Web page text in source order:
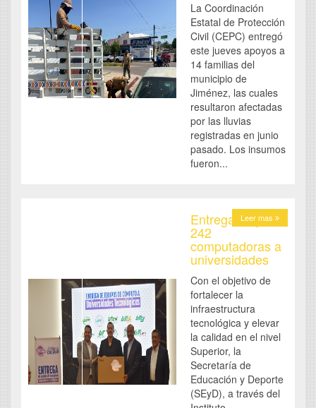
La Coordinación
Estatal de Protección
Civil (CEPC) entregó
este jueves apoyos a
14 familias del
municipio de
Jiménez, las cuales
resultaron afectadas
por las lluvias
registradas en junio
pasado. Los insumos
fueron...
Leer mas
Entrega SEyD
242
computadoras a
universidades
Con el objetivo de
fortalecer la
infraestructura
tecnológica y elevar
la calidad en el nivel
Superior, la
Secretaría de
Educación y Deporte
(SEyD), a través del